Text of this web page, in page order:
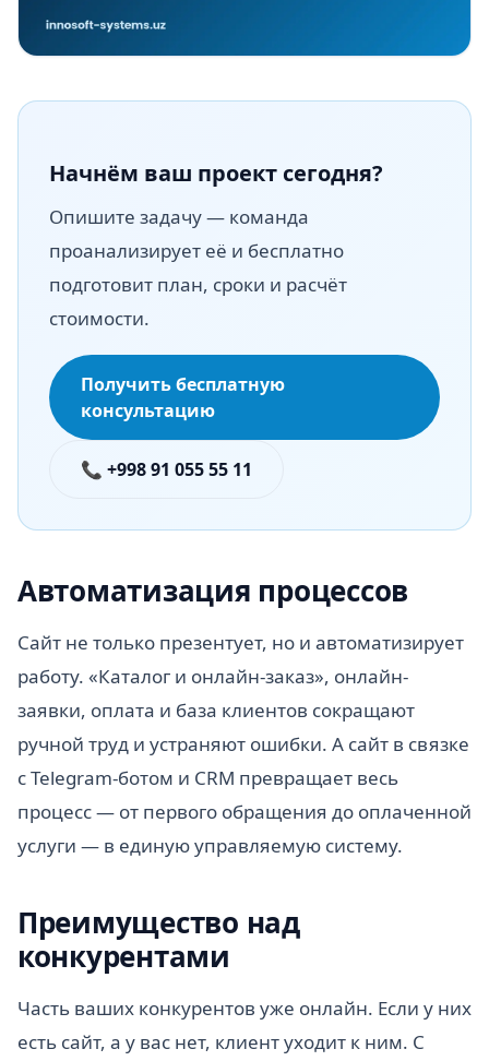
Начнём ваш проект сегодня?
Опишите задачу — команда
проанализирует её и бесплатно
подготовит план, сроки и расчёт
стоимости.
Получить бесплатную
консультацию
📞 +998 91 055 55 11
Автоматизация процессов
Сайт не только презентует, но и автоматизирует
работу. «Каталог и онлайн-заказ», онлайн-
заявки, оплата и база клиентов сокращают
ручной труд и устраняют ошибки. А сайт в связке
с Telegram-ботом и CRM превращает весь
процесс — от первого обращения до оплаченной
услуги — в единую управляемую систему.
Преимущество над
конкурентами
Часть ваших конкурентов уже онлайн. Если у них
есть сайт, а у вас нет, клиент уходит к ним. С